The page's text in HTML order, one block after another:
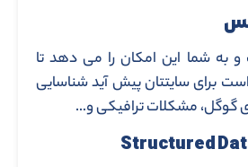
و به شما این امکان را می دهد تا
برای سایتتان پیش آید شناسایی
گوگل، مشکلات ترافیکی و…
Structured